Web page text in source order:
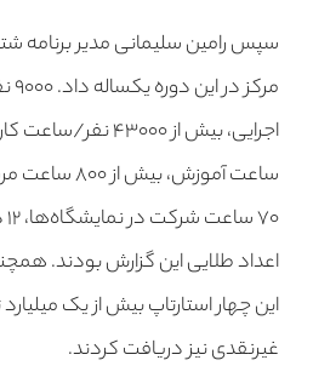
سپس رامین سلیمانی مدیر برنامه
ساعت آموزش،
اعداد طلایی این گزارش بودند.
این چهار استارتاپ بیش از یک
غیرنقدی نیز دریافت کردند.